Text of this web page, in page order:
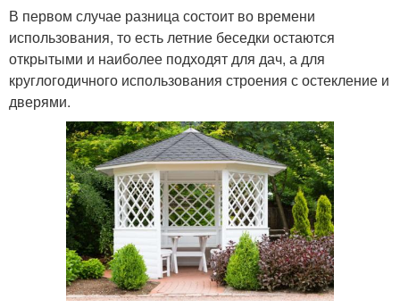
В первом случае разница состоит во времени
использования, то есть летние беседки остаются
открытыми и наиболее подходят для дач, а для
круглогодичного использования строения с остекление и
дверями.